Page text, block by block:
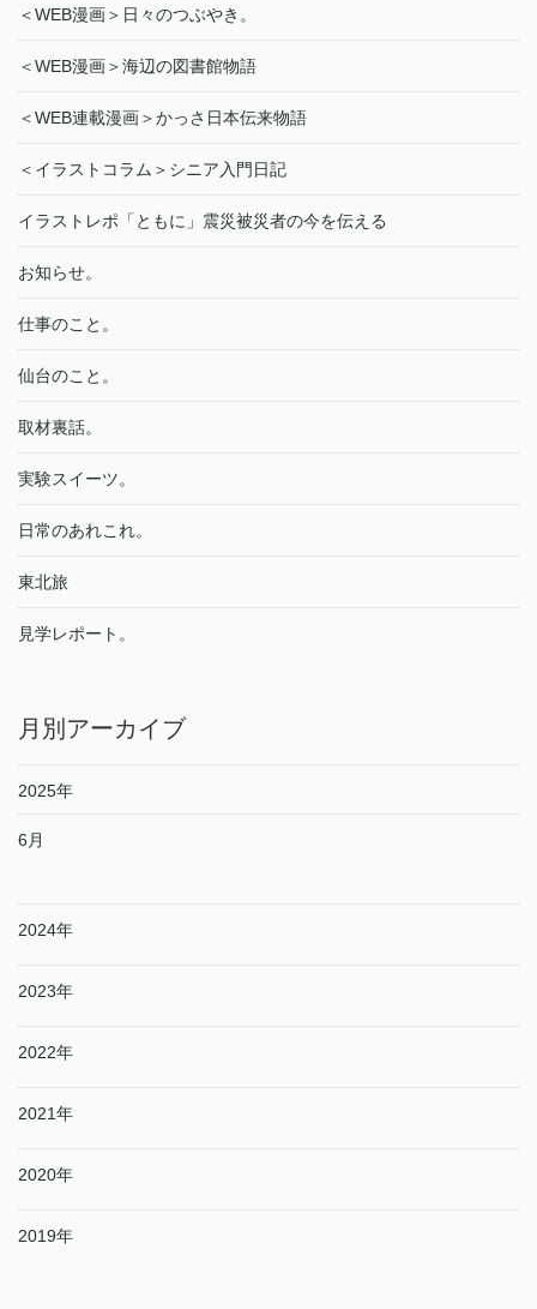
＜WEB漫画＞日々のつぶやき。
＜WEB漫画＞海辺の図書館物語
＜WEB連載漫画＞かっさ日本伝来物語
＜イラストコラム＞シニア入門日記
イラストレポ「ともに」震災被災者の今を伝える
お知らせ。
仕事のこと。
仙台のこと。
取材裏話。
実験スイーツ。
日常のあれこれ。
東北旅
見学レポート。
月別アーカイブ
2025年
6月
2024年
2023年
2022年
2021年
2020年
2019年